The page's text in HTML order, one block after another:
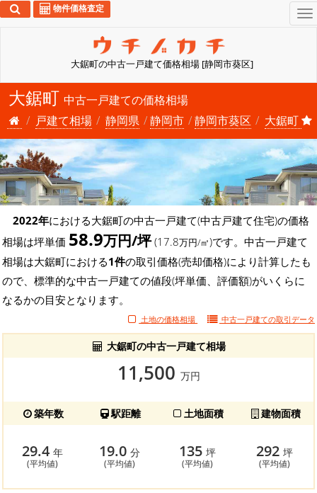
大鋸町の中古一戸建て価格相場 [静岡市葵区]
物件価格査定
大鋸町 中古一戸建ての価格相場
戸建て相場
静岡県 静岡市 静岡市葵区 大鋸町
2022年における大鋸町の中古一戸建て(中古戸建て住宅)の価格
相場は坪単価 58.9万円/坪(17.8万円/㎡)です。中古一戸建て
相場は大鋸町における1件の取引価格(売却価格)により計算したも
ので、標準的な中古一戸建ての値段(坪単価、評価額)がいくらに
なるかの目安となります。
土地の価格相場 中古一戸建ての取引データ
大鋸町の中古一戸建て相場
11,500 万円
築年数 駅距離 土地面積 建物面積
29.4 年
(平均値)
19.0分
(平均値)
135 坪
(平均値)
292坪
(平均値)